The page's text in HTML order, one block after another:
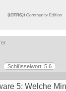
Schlüsselwort: 5.6
5: Welche